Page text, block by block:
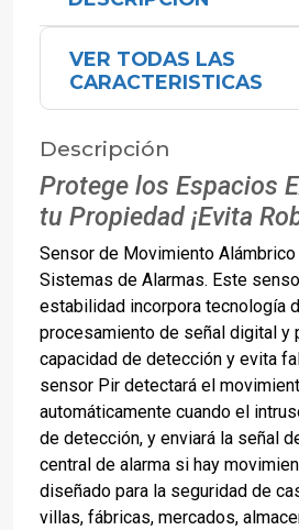
VER TODAS LAS
CARACTERISTICAS
Descripción
Protege los Espacios
tu Propiedad ¡Evita
Sensor de Movimiento Alámbrico
Sistemas de Alarmas. Este
estabilidad incorpora tecnología
procesamiento de señal digital y
capacidad de detección y evita
sensor Pir detectará el
automáticamente cuando el
de detección, y enviará la señal
central de alarma si hay
diseñado para la seguridad de
villas, fábricas, mercados,